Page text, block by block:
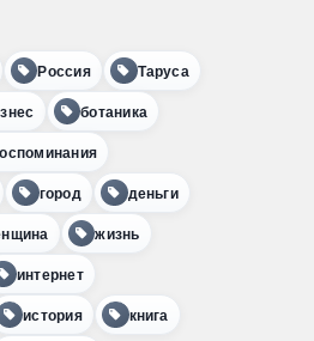
Россия Таруса
ботаника
город деньги
жизнь
интернет
история книга